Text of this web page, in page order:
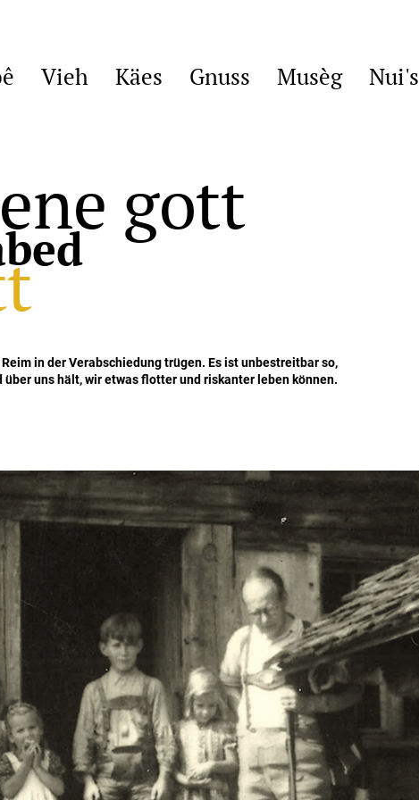
Vieh Käes Gnuss Musèg Nui's
gott
in der Verabschiedung trügen. Es ist unbestreitbar so,
über uns hält, wir etwas flotter und riskanter leben können.